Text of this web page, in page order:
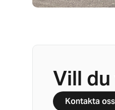
Vill
Kontakta oss